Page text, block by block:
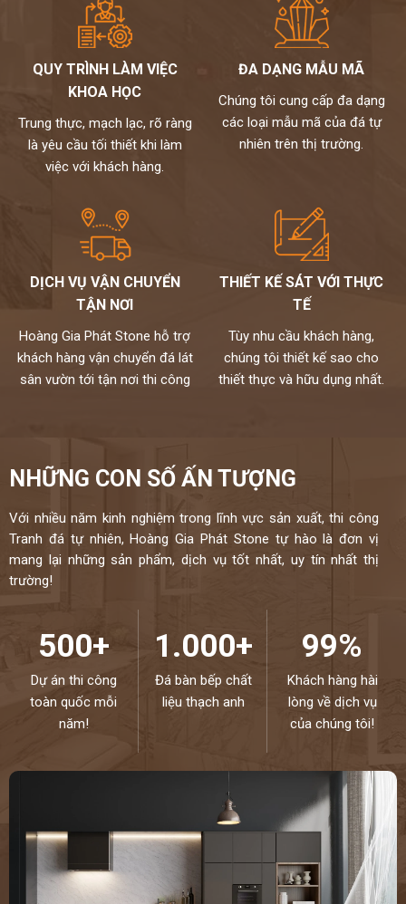
QUY TRÌNH LÀM VIỆC
KHOA HỌC
Trung thực, mạch lạc, rõ ràng
là yêu cầu tối thiết khi làm
việc với khách hàng.
ĐA DẠNG MẪU MÃ
Chúng tôi cung cấp đa dạng
các loại mẫu mã của đá tự
nhiên trên thị trường.
DỊCH VỤ VẬN CHUYỂN
TẬN NƠI
Hoàng Gia Phát Stone hỗ trợ
khách hàng vận chuyển đá lát
sân vườn tới tận nơi thi công
THIẾT KẾ SÁT VỚI THỰC
TẾ
Tùy nhu cầu khách hàng,
chúng tôi thiết kế sao cho
thiết thực và hữu dụng nhất.
NHỮNG CON SỐ ẤN TƯỢNG
Với nhiều năm kinh nghiệm trong lĩnh vực sản xuất, thi công
Tranh đá tự nhiên, Hoàng Gia Phát Stone tự hào là đơn vị
mang lại những sản phẩm, dịch vụ tốt nhất, uy tín nhất thị
trường!
500+
Dự án thi công
toàn quốc mỗi
năm!
1.000+
Đá bàn bếp chất
liệu thạch anh
99%
Khách hàng hài
lòng về dịch vụ
của chúng tôi!